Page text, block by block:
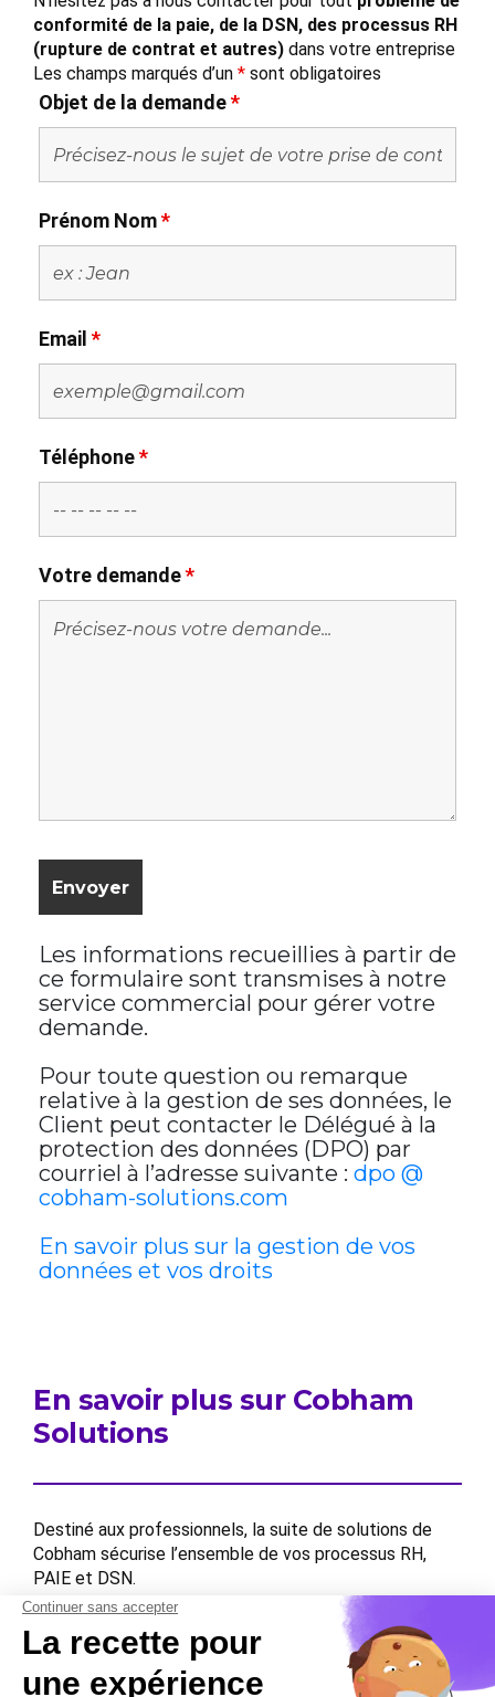
conformité de la paie, de la DSN, des processus RH
(rupture de contrat et autres) dans votre entreprise
Les champs marqués d’un * sont obligatoires
Objet de la demande*
Prénom Nom*
Email *
Téléphone*
Votre demande*
Les informations recueillies à partir de
ce formulaire sont transmises à notre
service commercial pour gérer votre
demande.
Pour toute question ou remarque
relative à la gestion de ses données, le
Client peut contacter le Délégué à la
protection des données (DPO) par
courriel à l’adresse suivante : dpo @
cobham-solutions.com
En savoir plus sur la gestion de vos
données et vos droits
En savoir plus sur Cobham
Solutions
Destiné aux professionnels, la suite de solutions de
Cobham sécurise l’ensemble de vos processus RH,
PAIE et DSN.
Contactez-nous